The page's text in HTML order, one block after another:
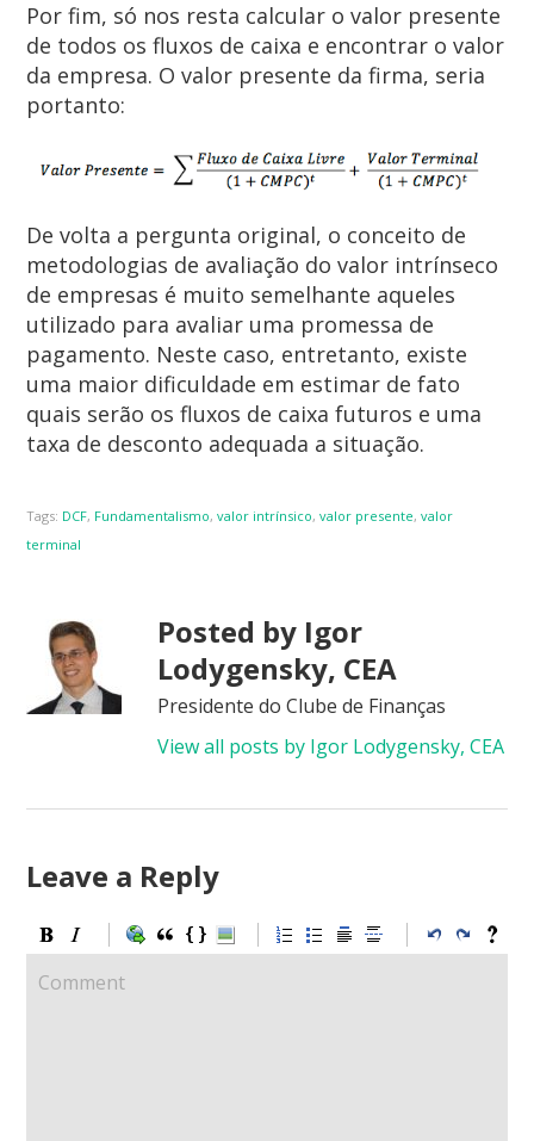
Por fim, só nos resta calcular o valor presente
de todos os fluxos de caixa e encontrar o valor
da empresa. O valor presente da firma, seria
portanto:
De volta a pergunta original, o conceito de
metodologias de avaliação do valor intrínseco
de empresas é muito semelhante aqueles
utilizado para avaliar uma promessa de
pagamento. Neste caso, entretanto, existe
uma maior dificuldade em estimar de fato
quais serão os fluxos de caixa futuros e uma
taxa de desconto adequada a situação.
Tags: DCF, Fundamentalismo,valor intrínsico,valor presente,valor
terminal
Posted by Igor
Lodygensky, CEA
Presidente do Clube de Finanças
View all posts by Igor Lodygensky, CEA
Leave a Reply